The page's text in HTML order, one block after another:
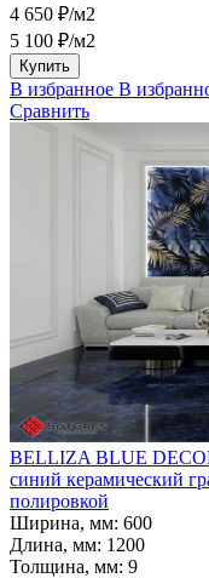
4 650 ₽/м2
5 100 ₽/м2
Купить
В избранное В
Сравнить
BELLIZA BLUE
синий керамический
полировкой
Ширина, мм: 600
Длина, мм: 1200
Толщина, мм: 9